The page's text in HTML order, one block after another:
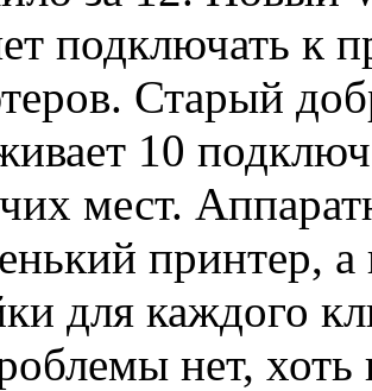
подключать к
Старый
10
мест.
принтер,
для каждого
нет, хоть